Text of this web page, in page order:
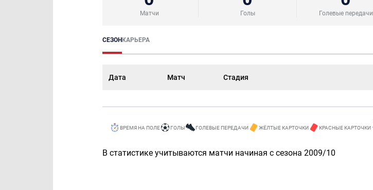
Матчи Голы Голевые передачи
СЕЗОНКАРЬЕРА
Дата Матч Стадия
ВРЕМЯ НА ПОЛЕ ГОЛЫ ГОЛЕВЫЕ ПЕРЕДАЧИ ЖЁЛТЫЕ КАРТОЧКИ КРАСНЫЕ КАРТОЧКИ
В статистике учитываются матчи начиная с сезона 2009/10